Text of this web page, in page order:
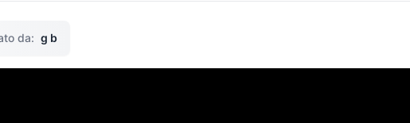
da: g b